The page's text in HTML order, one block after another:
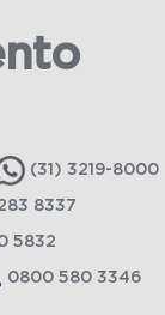
(31) 3219-8000
8337
5832
0800 580 3346